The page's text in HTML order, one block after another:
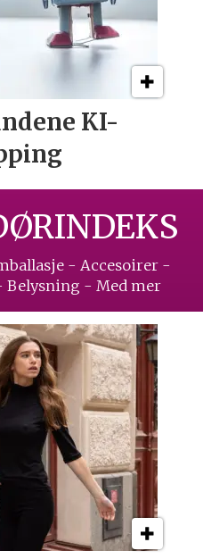
KI-
- Accesoirer -
- Med mer